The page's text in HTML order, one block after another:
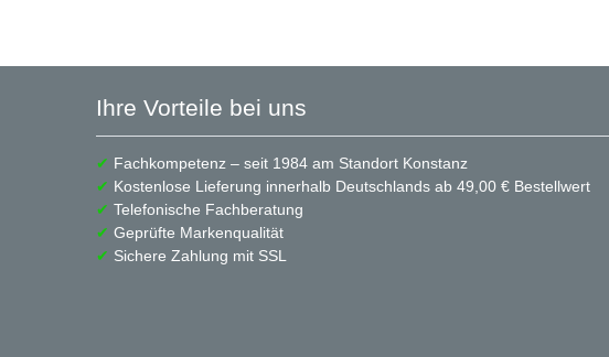
Ihre Vorteile bei uns
✔ Fachkompetenz – seit 1984 am Standort Konstanz
✔ Kostenlose Lieferung innerhalb Deutschlands ab 49,00 € Bestellwert
✔ Telefonische Fachberatung
✔ Geprüfte Markenqualität
✔ Sichere Zahlung mit SSL